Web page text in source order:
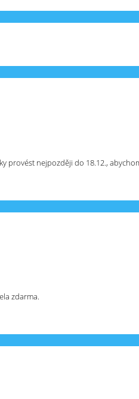
nejpozději do 18.12.,
zdarma.